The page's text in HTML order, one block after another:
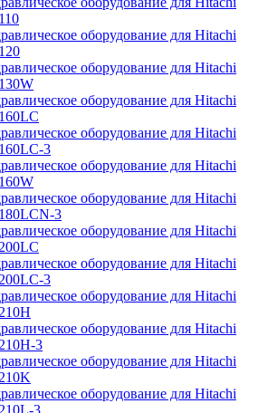
оборудование для Hitachi
оборудование для Hitachi
оборудование для Hitachi
оборудование для Hitachi
3
оборудование для Hitachi
оборудование для Hitachi
3
оборудование для Hitachi
оборудование для Hitachi
3
оборудование для Hitachi
оборудование для Hitachi
3
оборудование для Hitachi
оборудование для Hitachi
3